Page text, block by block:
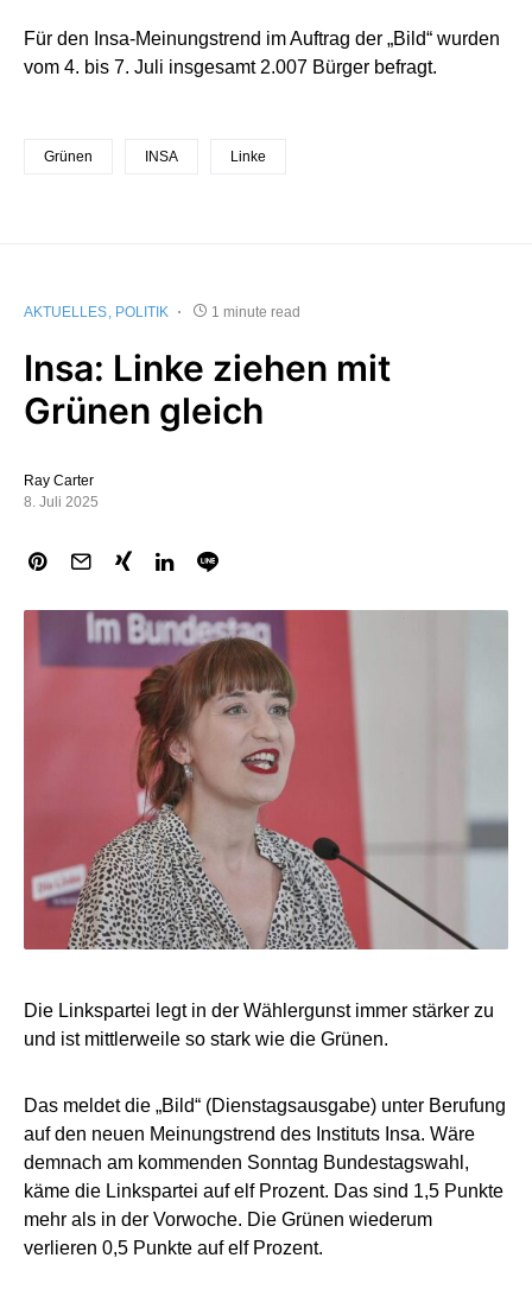
Für den Insa-Meinungstrend im Auftrag der „Bild“ wurden
vom 4. bis 7. Juli insgesamt 2.007 Bürger befragt.
Grünen INSA Linke
AKTUELLES POLITIK 1 minute read
Insa: Linke ziehen mit
Grünen gleich
Ray Carter
8. Juli 2025
Die Linkspartei legt in der Wählergunst immer stärker zu
und ist mittlerweile so stark wie die Grünen.
Das meldet die „Bild“ (Dienstagsausgabe) unter Berufung
auf den neuen Meinungstrend des Instituts Insa. Wäre
demnach am kommenden Sonntag Bundestagswahl,
käme die Linkspartei auf elf Prozent. Das sind 1,5 Punkte
mehr als in der Vorwoche. Die Grünen wiederum
verlieren 0,5 Punkte auf elf Prozent.